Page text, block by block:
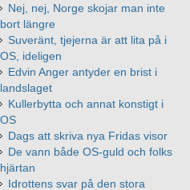
Nej, nej, Norge skojar man inte
bort längre
Suveränt, tjejerna är att lita på i
OS, ideligen
Edvin Anger antyder en brist i
landslaget
Kullerbytta och annat konstigt i
OS
Dags att skriva nya Fridas visor
De vann både OS-guld och folks
hjärtan
Idrottens svar på den stora